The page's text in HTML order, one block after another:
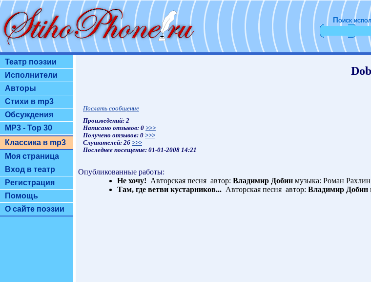
Поиск
Театр поэзии
Исполнители
Авторы
Стихи в mp3
Обсуждения
MP3 - Top 30
Классика в mp3
Моя страница
Вход в театр
Регистрация
Помощь
О сайте поэзии
Послать сообщение
Произведений: 2
Написано отзывов: 0 >>>
Получено отзывов: 0 >>>
Слушателей: 26 >>>
Последнее посещение: 01-01-2008 14:21
Опубликованные работы:
Не хочу! Авторская песня автор: Владимир Добин музыка: Роман Рахлин
Там, где ветви кустарников... Авторская песня автор: Владимир Добин